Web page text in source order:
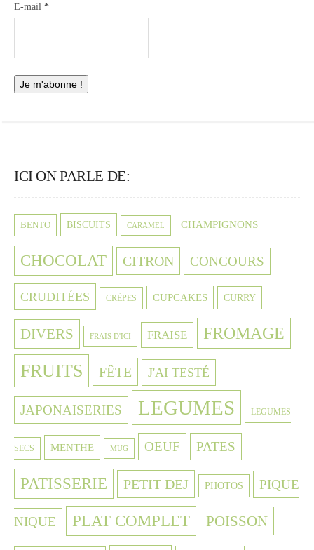
E-mail *
ICI ON PARLE DE:
BENTO BISCUITS CARAMEL CHAMPIGNONS
CHOCOLAT CITRON CONCOURS
CRUDITÉES CRÈPES CUPCAKES CURRY
DIVERS FRAIS D'ICI FRAISE FROMAGE
FRUITS FÊTE J'AI TESTÉ
JAPONAISERIES LEGUMES LEGUMES
SECS MENTHE MUG OEUF PATES
PATISSERIE PETIT DEJ PHOTOS PIQUE
NIQUE PLAT COMPLET POISSON